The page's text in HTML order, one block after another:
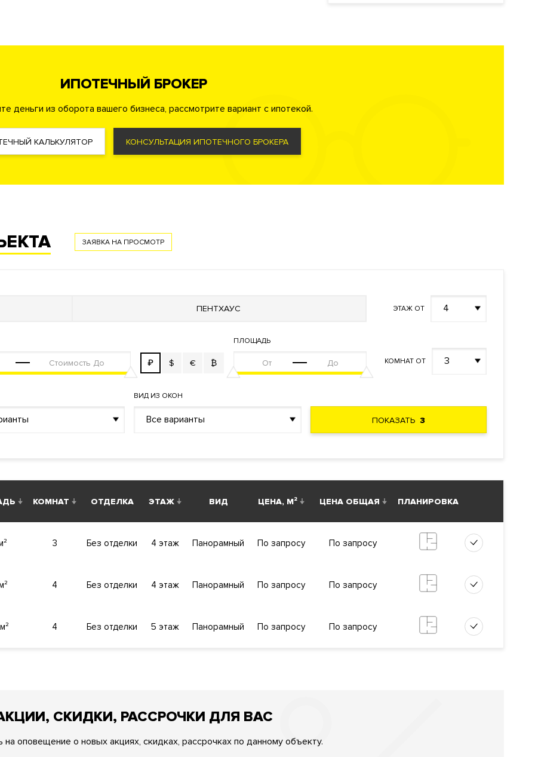
управления жизнеобеспечения дома «Умный дом»
Фильтр очистки воды
Система увлажнения воздуха
речевым оповещением
Carrier (США) Mitsubishi (Япония)
. Закрытый внутренний двор. Возможность купить квартиру или пентхаус.
дома «Умный дом».
панорамными видами на историческую часть района Арбат.
консьерж-сервиса. Лобби с гостевой зоной. Кладовые комнаты.
дома «Умный дом» . Система увлажнения воздуха
вентиляции с очисткой приточного воздуха, многоуровневая
ИПОТЕЧНЫЙ БРОКЕР
деньги из оборота вашего бизнеса, рассмотрите вариант с ипотекой.
КАЛЬКУЛЯТОР КОНСУЛЬТАЦИЯ ИПОТЕЧНОГО БРОКЕРА
ЗАЯВКА НА ПРОСМОТР
ПЕНТХАУС ЭТАЖ ОТ 4
₽ $ € ₿
ПЛОЩАДЬ
КОМНАТ ОТ 3
ВИД ИЗ ОКОН
Все варианты ПОКАЗАТЬ3
КОМНАТ ОТДЕЛКА ЭТАЖ ВИД ЦЕНА, М² ЦЕНА ОБЩАЯ ПЛАНИРОВКА
3 Без отделки 4 этаж Панорамный По запросу По запросу
4 Без отделки 4 этаж Панорамный По запросу По запросу
4 Без отделки 5 этаж Панорамный По запросу По запросу
СКИДКИ, РАССРОЧКИ ДЛЯ ВАС
оповещение о новых акциях, скидках, рассрочках по данному объекту.